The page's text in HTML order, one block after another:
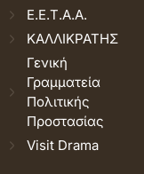
Ε.Ε.Τ.Α.Α.
ΚΑΛΛΙΚΡΑΤΗΣ
Γενική
Γραμματεία
Πολιτικής
Προστασίας
Visit Drama